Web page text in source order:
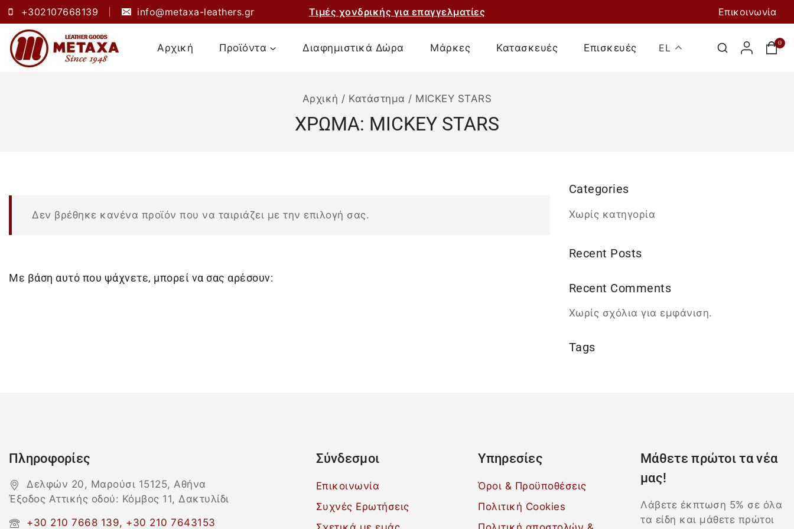
+302107668139 info@metaxa-leathers.gr Τιμές χονδρικής για επαγγελματίες Επικοινωνία
Αρχική Προϊόντα Διαφημιστικά Δώρα Μάρκες Κατασκευές Επισκευές EL 0
Αρχική / Κατάστημα / MICKEY STARS
ΧΡΩΜΑ: MICKEY STARS
Δεν βρέθηκε κανένα προϊόν που να ταιριάζει με την επιλογή σας.
Με βάση αυτό που ψάχνετε, μπορεί να σας αρέσουν:
Categories
Χωρίς κατηγορία
Recent Posts
Recent Comments
Χωρίς σχόλια για εμφάνιση.
Tags
Πληροφορίες
Δελφών 20, Μαρούσι 15125, Αθήνα
Έξοδος Αττικής οδού: Κόμβος 11, Δακτυλίδι
+30 210 7668 139, +30 210 7643153
Σύνδεσμοι
Επικοινωνία
Συχνές Ερωτήσεις
Υπηρεσίες
Όροι & Προϋποθέσεις
Πολιτική Cookies
Μάθετε πρώτοι τα νέα
μας!
Λάβετε έκπτωση 5% σε όλα
τα είδη και μάθετε πρώτοι